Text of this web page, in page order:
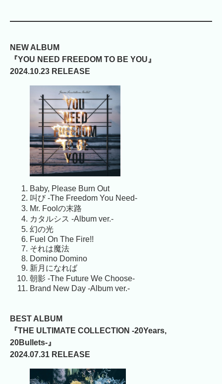
NEW ALBUM
『YOU NEED FREEDOM TO BE YOU』
2024.10.23 RELEASE
Baby, Please Burn Out
叫び -The Freedom You Need-
Mr. Foolの末路
カタルシス -Album ver.-
幻の光
Fuel On The Fire!!
それは魔法
Domino Domino
新月になれば
朝影 -The Future We Choose-
Brand New Day -Album ver.-
BEST ALBUM
『THE ULTIMATE COLLECTION -20Years,
20Bullets-』
2024.07.31 RELEASE